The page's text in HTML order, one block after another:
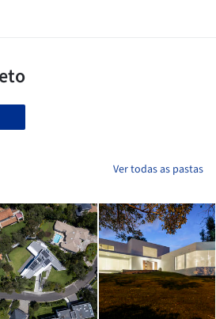
Ver todas as pastas